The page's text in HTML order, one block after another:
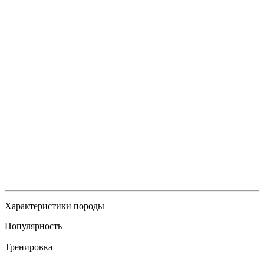
Характеристики породы
Популярность
Тренировка